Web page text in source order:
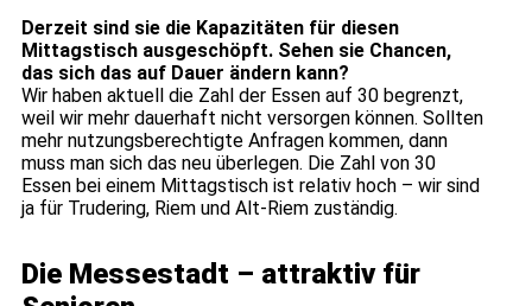
Derzeit sind sie die Kapazitäten für diesen
Mittagstisch ausgeschöpft. Sehen sie Chancen,
das sich das auf Dauer ändern kann?
Wir haben aktuell die Zahl der Essen auf 30 begrenzt,
weil wir mehr dauerhaft nicht versorgen können. Sollten
mehr nutzungsberechtigte Anfragen kommen, dann
muss man sich das neu überlegen. Die Zahl von 30
Essen bei einem Mittagstisch ist relativ hoch – wir sind
ja für Trudering, Riem und Alt-Riem zuständig.
Die Messestadt – attraktiv für